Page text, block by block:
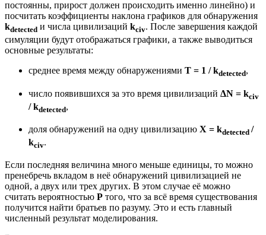
постоянны, прирост должен происходить именно линейно) и
посчитать коэффициенты наклона графиков для обнаружения
kdetected и числа цивилизаций kciv. После завершения каждой
симуляции будут отображаться графики, а также выводиться
основные результаты:
среднее время между обнаружениями T = 1 / kdetected,
число появившихся за это время цивилизаций ΔN = kciv
/ kdetected,
доля обнаружений на одну цивилизацию X = kdetected /
kciv.
Если последняя величина много меньше единицы, то можно
пренебречь вкладом в неё обнаружений цивилизацией не
одной, а двух или трех других. В этом случае её можно
считать вероятностью P того, что за всё время существования
получится найти братьев по разуму. Это и есть главный
численный результат моделирования.